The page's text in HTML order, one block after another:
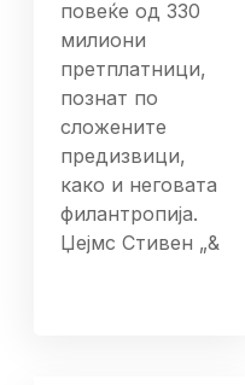
повеќе од 330
милиони
претплатници,
познат по
сложените
предизвици,
како и неговата
филантропија.
Џејмс Стивен „&